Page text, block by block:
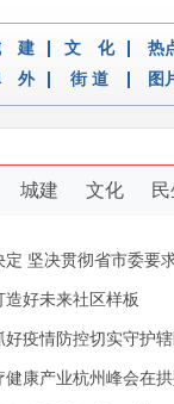
建 文 化
热
外 街 道 图
城建 文化
市委要求 坚持全面从严治党推动新拱墅经
造好未来社区样板
疫情防控切实守护辖区群
健康产业杭州峰会在